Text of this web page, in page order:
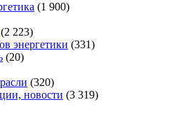
(1 900)
(2 223)
энергетики (331)
(20)
(320)
новости (3 319)